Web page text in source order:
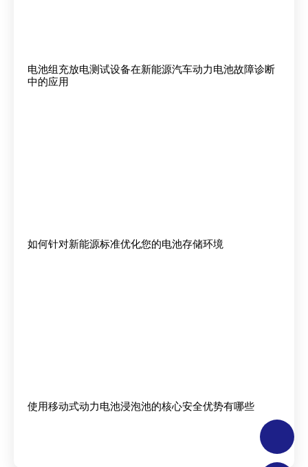
电池组充放电测试设备在新能源汽车动力电池故障诊断
中的应用
如何针对新能源标准优化您的电池存储环境
使用移动式动力电池浸泡池的核心安全优势有哪些